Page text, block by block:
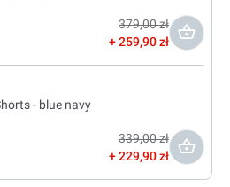
379,00 zł
259,90 zł
- blue navy
339,00 zł
229,90 zł